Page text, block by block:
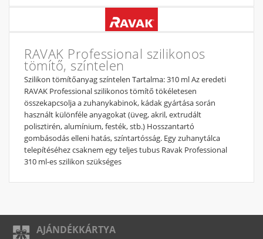
RAVAK Professional szilikonos
tömítő, színtelen
Szilikon tömítőanyag színtelen Tartalma: 310 ml Az eredeti
RAVAK Professional szilikonos tömítő tökéletesen
összekapcsolja a zuhanykabinok, kádak gyártása során
használt különféle anyagokat (üveg, akril, extrudált
polisztirén, alumínium, festék, stb.) Hosszantartó
gombásodás elleni hatás, színtartósság. Egy zuhanytálca
telepítéséhez csaknem egy teljes tubus Ravak Professional
310 ml-es szilikon szükséges
AJÁNDÉKKÁRTYA